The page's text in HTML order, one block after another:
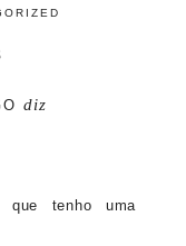
diz
que tenho uma